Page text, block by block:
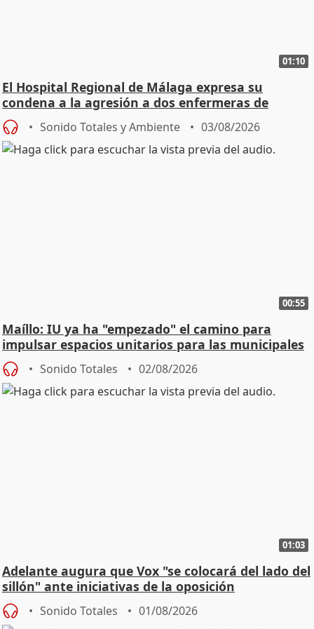
01:10
El Hospital Regional de Málaga expresa su
condena a la agresión a dos enfermeras de
Urgencias
Sonido Totales y Ambiente 03/08/2026
00:55
Maíllo: IU ya ha "empezado" el camino para
impulsar espacios unitarios para las municipales
Sonido Totales 02/08/2026
01:03
Adelante augura que Vox "se colocará del lado del
sillón" ante iniciativas de la oposición
Sonido Totales 01/08/2026